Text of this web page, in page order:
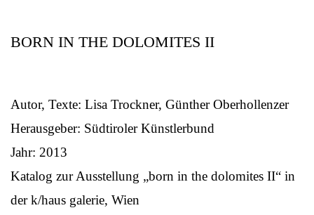
BORN IN THE DOLOMITES II
Autor, Texte: Lisa Trockner, Günther Oberhollenzer
Herausgeber: Südtiroler Künstlerbund
Jahr: 2013
Katalog zur Ausstellung „born in the dolomites II“ in
der k/haus galerie, Wien